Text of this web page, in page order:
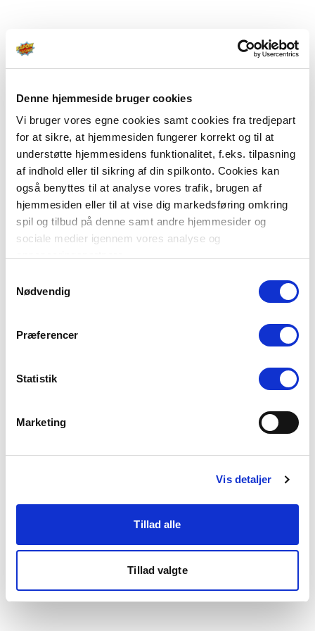
Denne hjemmeside bruger cookies
Vi bruger vores egne cookies samt cookies fra tredjepart
for at sikre, at hjemmesiden fungerer korrekt og til at
understøtte hjemmesidens funktionalitet, f.eks. tilpasning
af indhold eller til sikring af din spilkonto. Cookies kan
også benyttes til at analyse vores trafik, brugen af
hjemmesiden eller til at vise dig markedsføring omkring
spil og tilbud på denne samt andre hjemmesider og
sociale medier igennem vores analyse og
Du kan læse mere om vores brug af cookies under
"Detaljer" eller ved at klikke videre til vores Cookiepolitik,
Nødvendig
Præferencer
Statistik
Marketing
Vis detaljer
Tillad alle
Tillad valgte